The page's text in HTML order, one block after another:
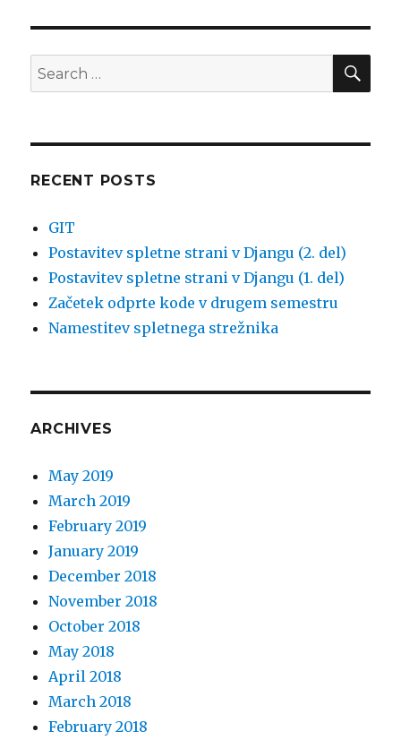
Search
for:
RECENT POSTS
GIT
Postavitev spletne strani v Djangu (2. del)
Postavitev spletne strani v Djangu (1. del)
Začetek odprte kode v drugem semestru
Namestitev spletnega strežnika
ARCHIVES
May 2019
March 2019
February 2019
January 2019
December 2018
November 2018
October 2018
May 2018
April 2018
March 2018
February 2018